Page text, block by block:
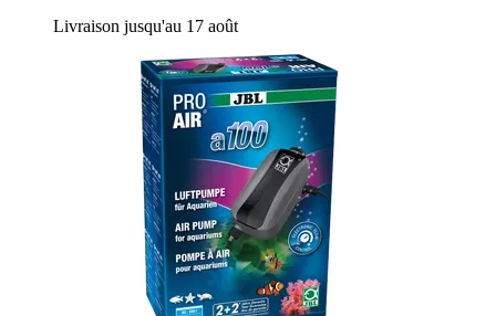
Livraison jusqu'au 17 août